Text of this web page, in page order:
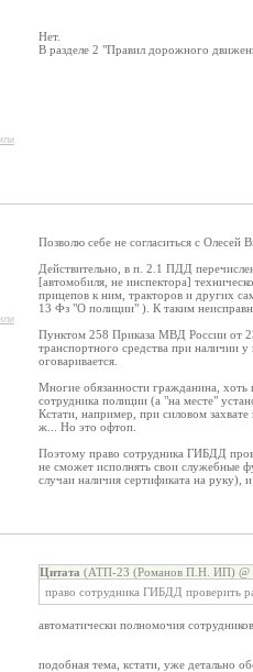
Нет.
В разделе 2 "Правил дорожного
Позволю себе не согласиться с
Действительно, в п. 2.1 ПДД
[автомобиля, не инспектора]
прицепов к ним, тракторов и других
13 Фз "О полиции" ). К таким
Пунктом 258 Приказа МВД России от
транспортного средства при наличии
оговаривается.
Многие обязанности гражданина, хоть
сотрудника полиции (а "на месте"
Кстати, например, при силовом
ж... Но это офтоп.
Поэтому право сотрудника ГИБДД
не сможет исполнять свои служебные
случаи наличия сертификата на руку),
Цитата (АТП-23 (Романов П.Н. ИП) @
право сотрудника ГИБДД проверить
автоматически полномочия
подобная тема, кстати, уже детально